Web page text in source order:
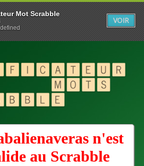
n'est
au Scrabble
Mot Scrabble
VOIR